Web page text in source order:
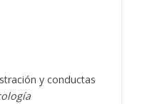
y conductas